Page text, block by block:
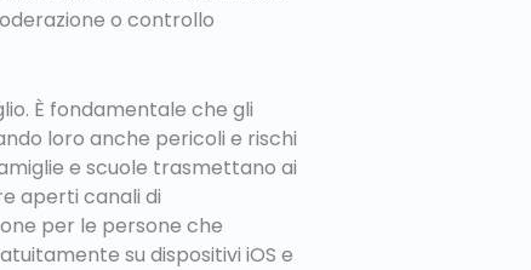
o controllo
È fondamentale che gli
loro anche pericoli e rischi
e scuole trasmettano ai
aperti canali di
per le persone che
su dispositivi iOS e